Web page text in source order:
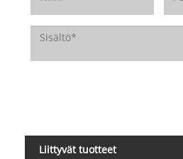
Liittyvät tuotteet